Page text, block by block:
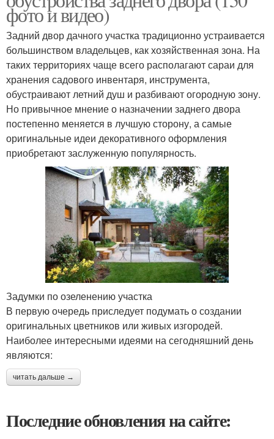
фото и видео)
Задний двор дачного участка традиционно устраивается
большинством владельцев, как хозяйственная зона. На
таких территориях чаще всего располагают сараи для
хранения садового инвентаря, инструмента,
обустраивают летний душ и разбивают огородную зону.
Но привычное мнение о назначении заднего двора
постепенно меняется в лучшую сторону, а самые
оригинальные идеи декоративного оформления
приобретают заслуженную популярность.
Задумки по озеленению участка
В первую очередь приследует подумать о создании
оригинальных цветников или живых изгородей.
Наиболее интересными идеями на сегодняшний день
являются:
читать дальше →
Последние обновления на сайте: